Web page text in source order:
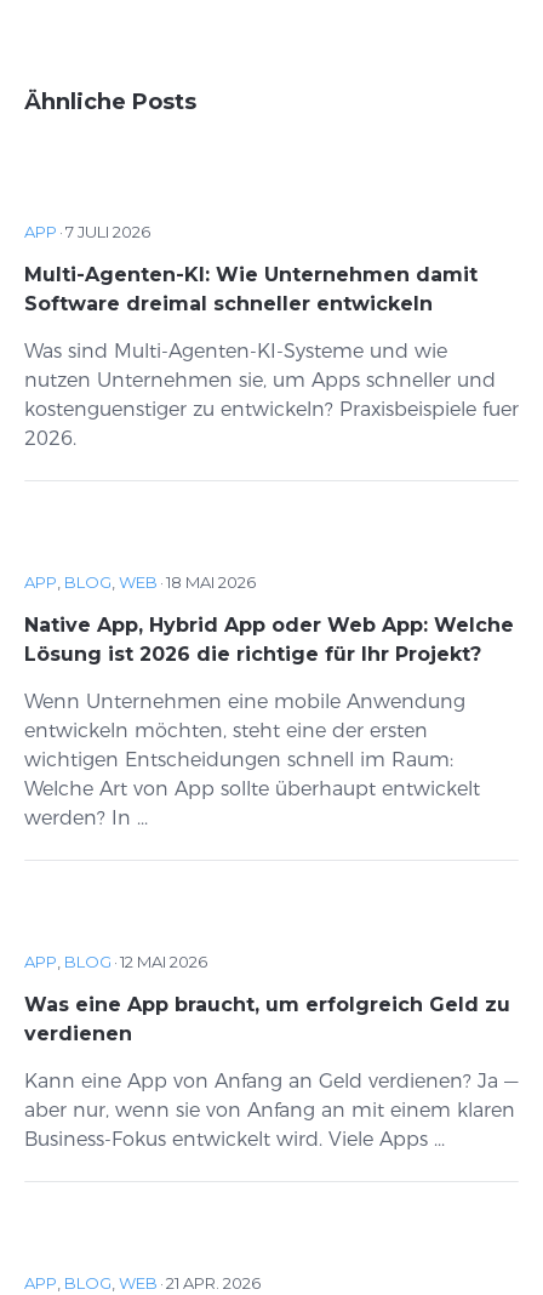
Ähnliche Posts
APP ·7 JULI 2026
Multi-Agenten-KI: Wie Unternehmen damit
Software dreimal schneller entwickeln
Was sind Multi-Agenten-KI-Systeme und wie
nutzen Unternehmen sie, um Apps schneller und
kostenguenstiger zu entwickeln? Praxisbeispiele fuer
2026.
APP BLOG WEB ·18 MAI 2026
Native App, Hybrid App oder Web App: Welche
Lösung ist 2026 die richtige für Ihr Projekt?
Wenn Unternehmen eine mobile Anwendung
entwickeln möchten, steht eine der ersten
wichtigen Entscheidungen schnell im Raum:
Welche Art von App sollte überhaupt entwickelt
werden? In ...
APP BLOG ·12 MAI 2026
Was eine App braucht, um erfolgreich Geld zu
verdienen
Kann eine App von Anfang an Geld verdienen? Ja —
aber nur, wenn sie von Anfang an mit einem klaren
Business-Fokus entwickelt wird. Viele Apps ...
APP BLOG WEB ·21 APR. 2026